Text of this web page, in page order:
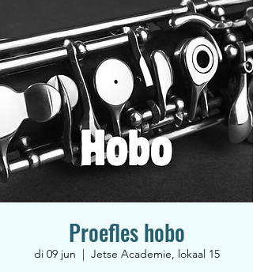
Proefles hobo
di 09 jun
  |
Jetse Academie, lokaal 15